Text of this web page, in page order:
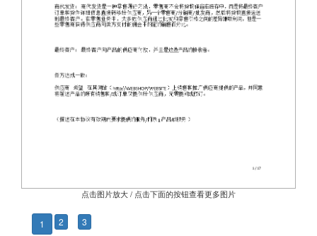
点击图片放大 / 点击下面的按钮查看更多图片
1 2 3